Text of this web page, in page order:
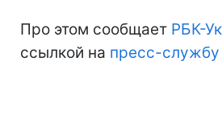
Про этом сообщает РБК-
ссылкой на пресс-службу